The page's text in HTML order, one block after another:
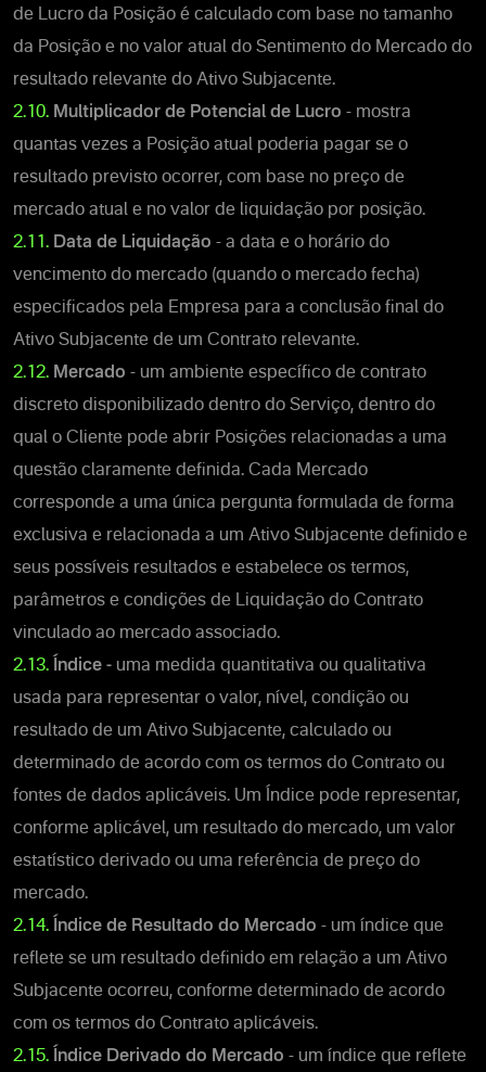
de Lucro da Posição é calculado com base no tamanho
da Posição e no valor atual do Sentimento do Mercado do
resultado relevante do Ativo Subjacente.
2.10. Multiplicador de Potencial de Lucro - mostra
quantas vezes a Posição atual poderia pagar se o
resultado previsto ocorrer, com base no preço de
mercado atual e no valor de liquidação por posição.
2.11. Data de Liquidação - a data e o horário do
vencimento do mercado (quando o mercado fecha)
especificados pela Empresa para a conclusão final do
Ativo Subjacente de um Contrato relevante.
2.12. Mercado - um ambiente específico de contrato
discreto disponibilizado dentro do Serviço, dentro do
qual o Cliente pode abrir Posições relacionadas a uma
questão claramente definida. Cada Mercado
corresponde a uma única pergunta formulada de forma
exclusiva e relacionada a um Ativo Subjacente definido e
seus possíveis resultados e estabelece os termos,
parâmetros e condições de Liquidação do Contrato
vinculado ao mercado associado.
2.13. Índice - uma medida quantitativa ou qualitativa
usada para representar o valor, nível, condição ou
resultado de um Ativo Subjacente, calculado ou
determinado de acordo com os termos do Contrato ou
fontes de dados aplicáveis. Um Índice pode representar,
conforme aplicável, um resultado do mercado, um valor
estatístico derivado ou uma referência de preço do
mercado.
2.14. Índice de Resultado do Mercado - um índice que
reflete se um resultado definido em relação a um Ativo
Subjacente ocorreu, conforme determinado de acordo
com os termos do Contrato aplicáveis.
2.15. Índice Derivado do Mercado - um índice que reflete